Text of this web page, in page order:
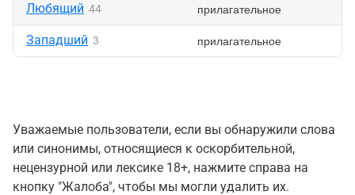
Любящий 44 прилагательное
Западший 3 прилагательное
Уважаемые пользователи, если вы обнаружили слова
или синонимы, относящиеся к оскорбительной,
нецензурной или лексике 18+, нажмите справа на
кнопку "Жалоба", чтобы мы могли удалить их.